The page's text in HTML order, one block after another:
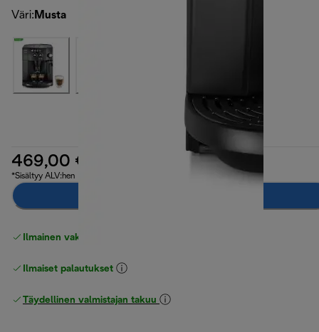
Väri: Musta
469,00 €
*Sisältyy ALV:hen
Ilmainen vakiotoimitus
Ilmaiset palautukset
Täydellinen valmistajan takuu